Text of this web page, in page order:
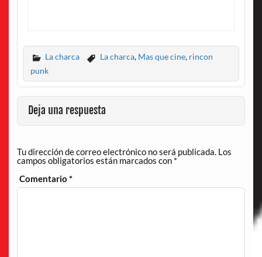
La charca La charca, Mas que cine, rincon
punk
Deja una respuesta
Tu dirección de correo electrónico no será publicada. Los
campos obligatorios están marcados con *
Comentario*